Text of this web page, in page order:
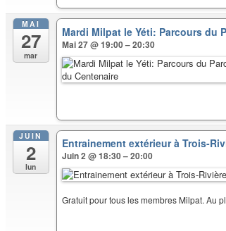
MAI
27
mar
Mardi Milpat le Yéti: Parcours du
Mai 27 @ 19:00 – 20:30
JUIN
2
lun
Entrainement extérieur à Trois-
Juin 2 @ 18:30 – 20:00
Gratuit pour tous les membres Milpat. Au